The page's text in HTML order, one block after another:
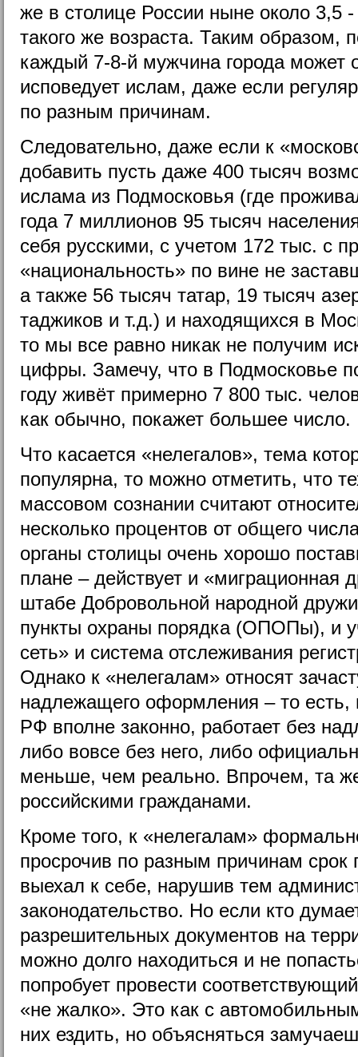
же в столице России ныне около 3,5
такого же возраста. Таким образом,
каждый 7-8-й мужчина города может
исповедует ислам, даже если
по разным причинам.
Следовательно, даже если к
добавить пусть даже 400 тысяч
ислама из Подмосковья (где
года 7 миллионов 95 тысяч
себя русскими, с учетом 172 тыс. с
«национальность» по вине не
а также 56 тысяч татар, 19 тысяч
таджиков и т.д.) и находящихся в
то мы все равно никак не получим
цифры. Замечу, что в Подмосковье
году живёт примерно 7 800 тыс.
как обычно, покажет большее число.
Что касается «нелегалов», тема
популярна, то можно отметить, что
массовом сознании считают
несколько процентов от общего
органы столицы очень хорошо
плане – действует и «миграционная
штабе Добровольной народной
пункты охраны порядка (ОПОПы), и
сеть» и система отслеживания
Однако к «нелегалам» относят
надлежащего оформления – то есть,
РФ вполне законно, работает без
либо вовсе без него, либо
меньше, чем реально. Впрочем, та
российскими гражданами.
Кроме того, к «нелегалам»
просрочив по разным причинам
выехал к себе, нарушив тем
законодательство. Но если кто
разрешительных документов на
можно долго находиться и не
попробует провести
«не жалко». Это как с
них ездить, но объясняться